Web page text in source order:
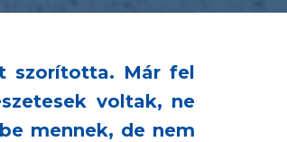
szorította. Már fel
voltak, ne
mennek, de nem